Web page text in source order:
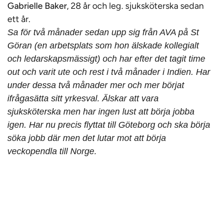
Gabrielle Baker, 28 år och leg. sjuksköterska sedan
ett år.
Sa för två månader sedan upp sig från AVA på St
Göran (en arbetsplats som hon älskade kollegialt
och ledarskapsmässigt) och har efter det tagit time
out och varit ute och rest i två månader i Indien. Har
under dessa två månader mer och mer börjat
ifrågasätta sitt yrkesval. Älskar att vara
sjuksköterska men har ingen lust att börja jobba
igen. Har nu precis flyttat till Göteborg och ska börja
söka jobb där men det lutar mot att börja
veckopendla till Norge.